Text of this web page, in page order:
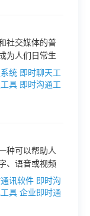
社交媒体的普
为人们日常生
少的工具。在
具中，如何选
多人关心的问
统 即时聊天工
具 即时沟通工
种可以帮助人
、语音或视频
对于个人或是
用即时通讯软
、文件共享功
讯软件 即时沟
具 企业即时通